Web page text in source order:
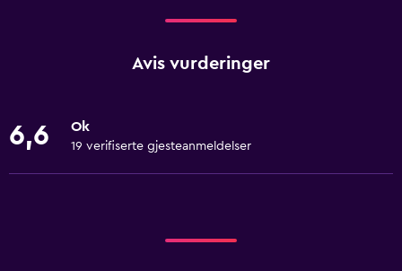
Avis vurderinger
6,6 Ok
19 verifiserte gjesteanmeldelser